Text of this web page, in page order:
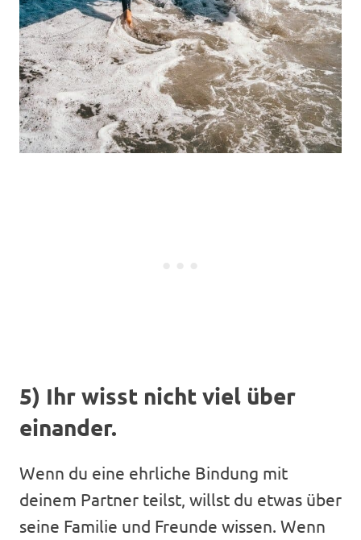
5) Ihr wisst nicht viel über
einander.
Wenn du eine ehrliche Bindung mit
deinem Partner teilst, willst du etwas über
seine Familie und Freunde wissen. Wenn